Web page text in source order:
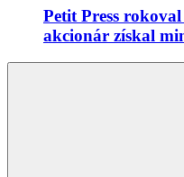
Petit Press
akcionár získal